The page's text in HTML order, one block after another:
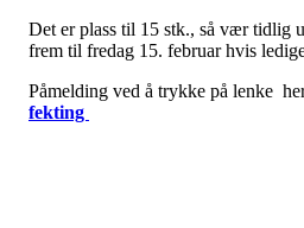
Det er plass til 15 stk., så vær tidlig
frem til fredag 15. februar hvis
Påmelding ved å trykke på lenke
fekting